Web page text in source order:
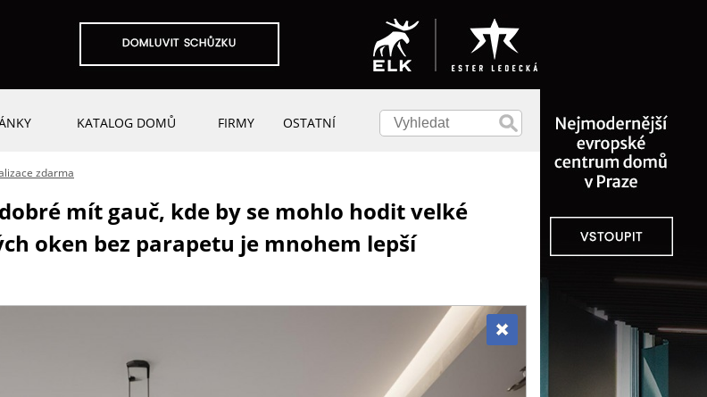
KATALOG DOMŮ FIRMY OSTATNÍ
zdarma
mít gauč, kde by se mohlo hodit velké
oken bez parapetu je mnohem lepší